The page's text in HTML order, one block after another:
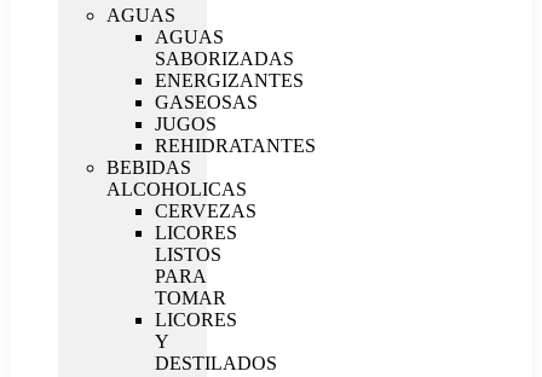
AGUAS
AGUAS
SABORIZADAS
ENERGIZANTES
GASEOSAS
JUGOS
REHIDRATANTES
BEBIDAS
ALCOHOLICAS
CERVEZAS
LICORES
LISTOS
PARA
TOMAR
LICORES
Y
DESTILADOS